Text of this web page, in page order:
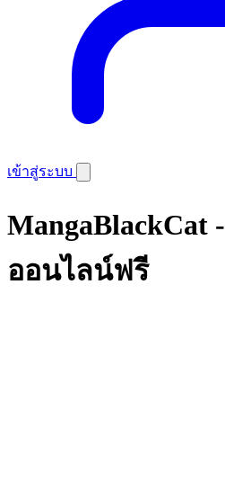
เข้าสู่ระบบ
MangaBlackCat
ออนไลน์ฟรี